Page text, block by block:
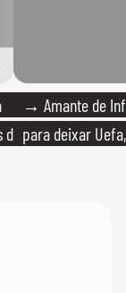
→ Amante de
para deixar